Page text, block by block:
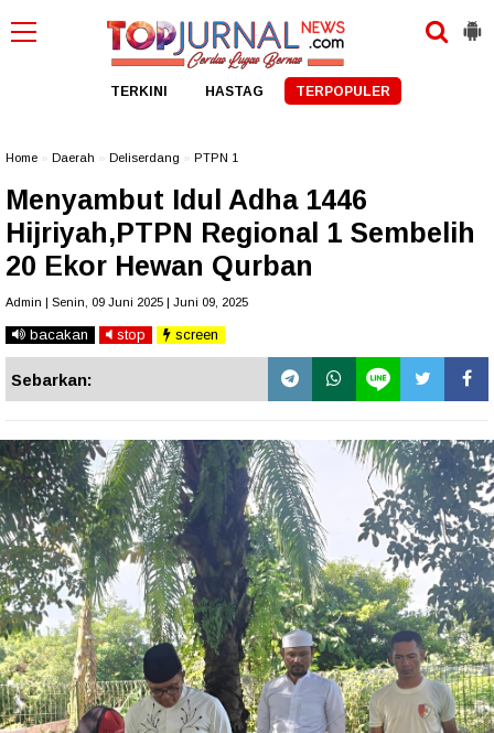
TERKINI HASTAG TERPOPULER
Home Daerah Deliserdang PTPN 1
Menyambut Idul Adha 1446
Hijriyah,PTPN Regional 1 Sembelih
20 Ekor Hewan Qurban
Admin | Senin, 09 Juni 2025 | Juni 09, 2025
bacakan stop screen
Sebarkan: